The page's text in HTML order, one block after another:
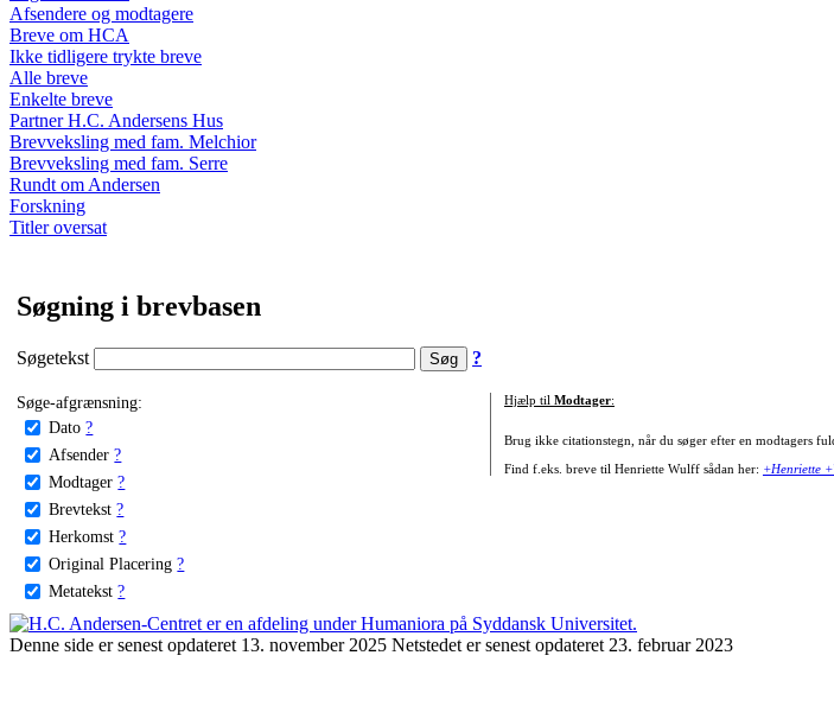
Afsendere og modtagere
Breve om HCA
Ikke tidligere trykte breve
Alle breve
Enkelte breve
Partner H.C. Andersens Hus
Brevveksling med fam. Melchior
Brevveksling med fam. Serre
Rundt om Andersen
Forskning
Titler oversat
Søgning i brevbasen
Søgetekst ?
Søge-afgrænsning:
Dato ?
Afsender ?
Modtager ?
Brevtekst ?
Herkomst ?
Original Placering ?
Metatekst ?
Hjælp til Modtager:
Brug ikke citationstegn, når du søger efter en modtagers
Find f.eks. breve til Henriette Wulff sådan her: +Henriette
Denne side er senest opdateret 13. november 2025 Netstedet er senest opdateret 23. februar 2023